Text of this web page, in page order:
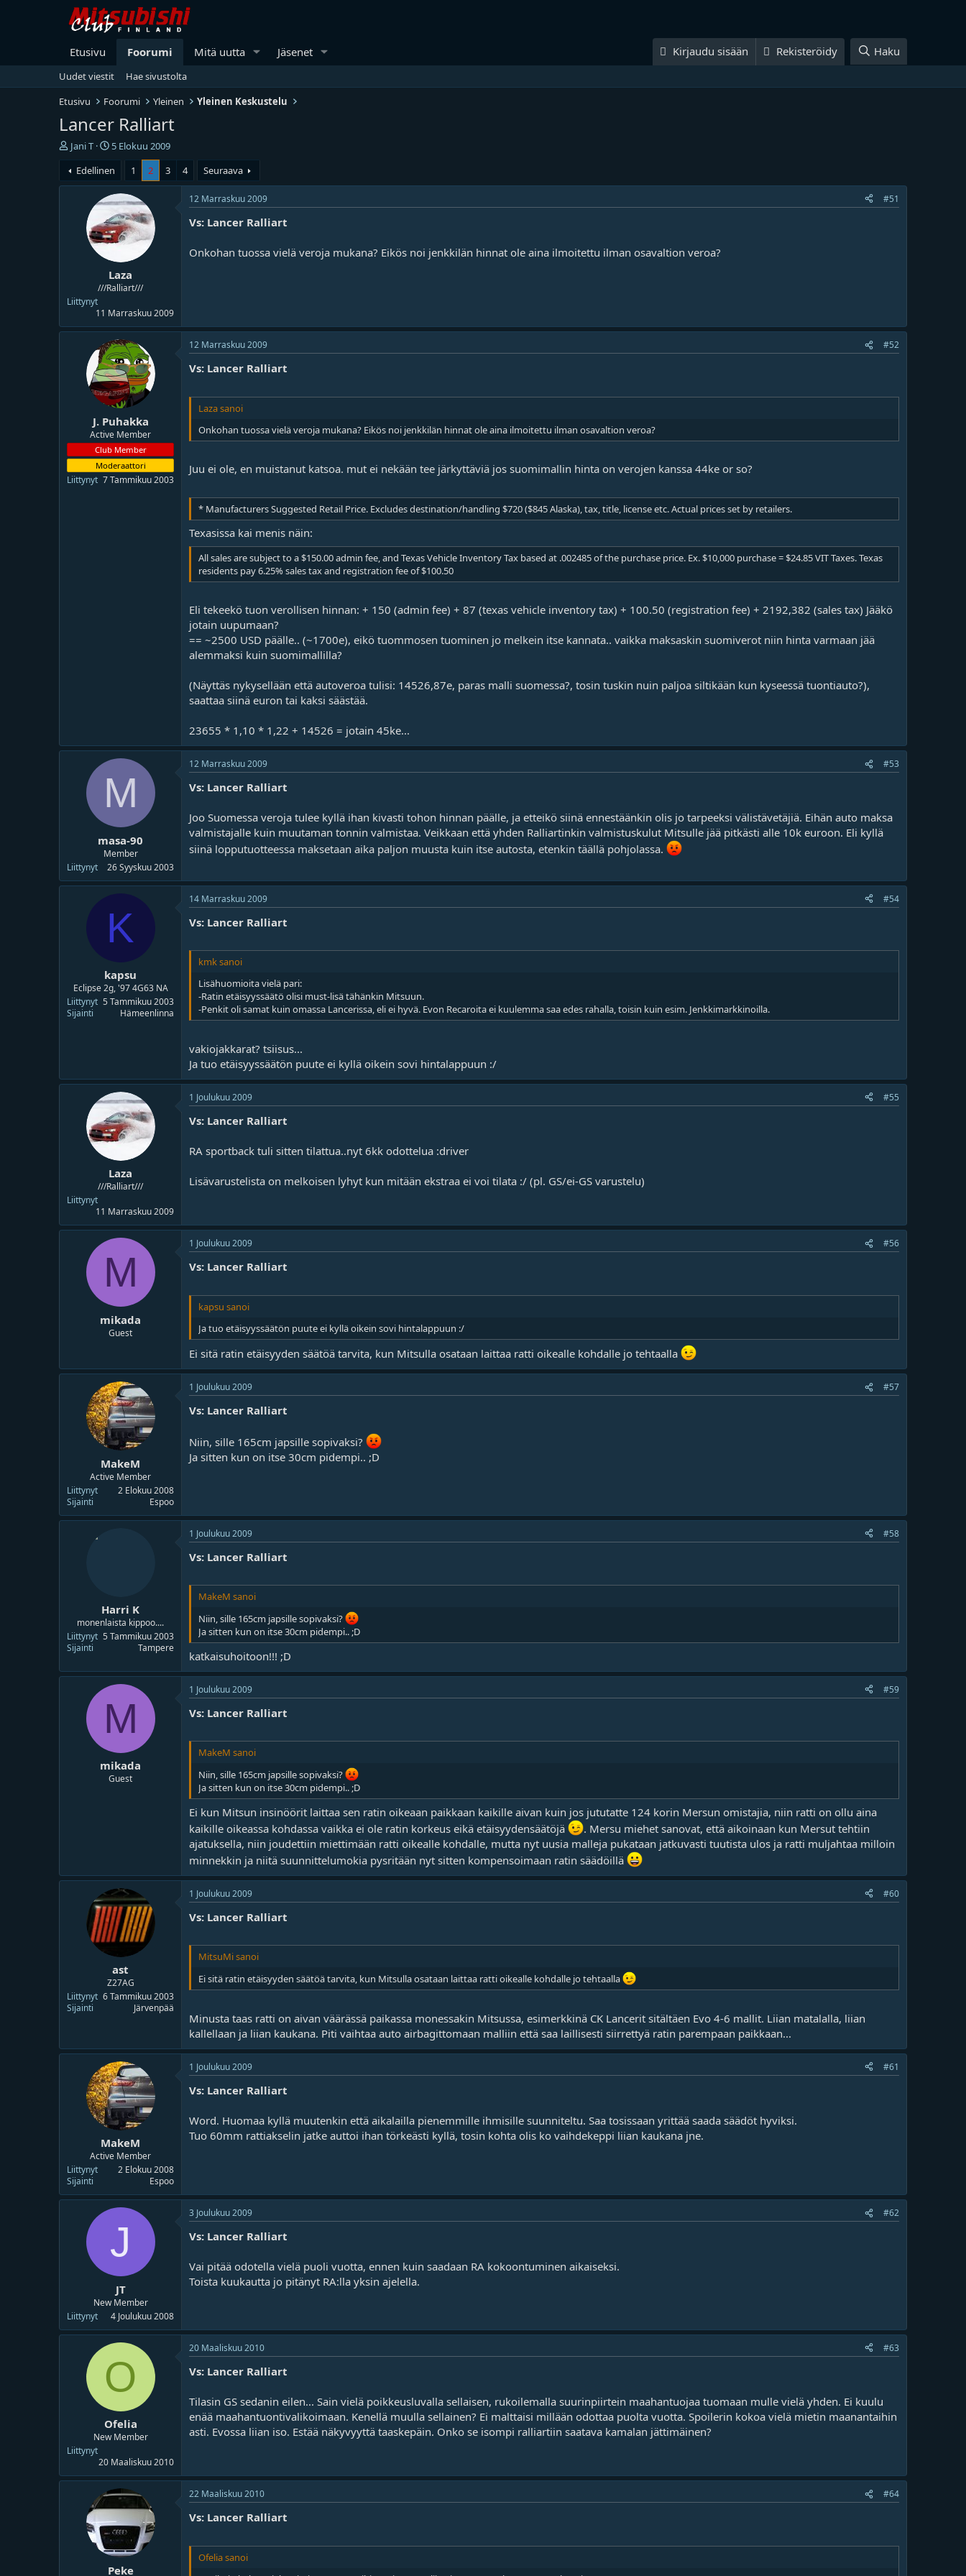
Etusivu Foorumi Mitä uutta Jäsenet Kirjaudu sisään Rekisteröidy Haku
Uudet viestit
Hae sivustolta
Etusivu
Foorumi Yleinen Yleinen Keskustelu
Lancer Ralliart
V
e
s
a
o
Jani T
A
o
i
t
u
s
p
ä
i
v
ä
ä
ä
r
ä
5 Elokuu 2009
Edellinen
1 2 3 4 Seuraava
Laza
///Ralliart///
Liittynyt
11 Marraskuu 2009
12 Marraskuu 2009 #51
Vs: Lancer Ralliart
Onkohan tuossa vielä veroja mukana? Eikös noi jenkkilän hinnat ole aina ilmoitettu ilman osavaltion veroa?
J. Puhakka
Active Member
Club Member
Moderaattori
Liittynyt 7 Tammikuu 2003
12 Marraskuu 2009 #52
Vs: Lancer Ralliart
Laza sanoi
Onkohan tuossa vielä veroja mukana? Eikös noi jenkkilän hinnat ole aina ilmoitettu ilman osavaltion veroa?
Juu ei ole, en muistanut katsoa. mut ei nekään tee järkyttäviä jos suomimallin hinta on verojen kanssa 44ke or so?
* Manufacturers Suggested Retail Price. Excludes destination/handling $720 ($845 Alaska), tax, title, license etc. Actual prices set by retailers.
Texasissa kai menis näin:
All sales are subject to a $150.00 admin fee, and Texas Vehicle Inventory Tax based at .002485 of the purchase price. Ex. $10,000 purchase = $24.85 VIT Taxes. Texas
residents pay 6.25% sales tax and registration fee of $100.50
Eli tekeekö tuon verollisen hinnan: + 150 (admin fee) + 87 (texas vehicle inventory tax) + 100.50 (registration fee) + 2192,382 (sales tax) Jääkö
jotain uupumaan?
== ~2500 USD päälle.. (~1700e), eikö tuommosen tuominen jo melkein itse kannata.. vaikka maksaskin suomiverot niin hinta varmaan jää
alemmaksi kuin suomimallilla?
(Näyttäs nykysellään että autoveroa tulisi: 14526,87e, paras malli suomessa?, tosin tuskin nuin paljoa siltikään kun kyseessä tuontiauto?),
saattaa siinä euron tai kaksi säästää.
23655 * 1,10 * 1,22 + 14526 = jotain 45ke...
M
masa-90
Member
Liittynyt
26 Syyskuu 2003
12 Marraskuu 2009 #53
Vs: Lancer Ralliart
Joo Suomessa veroja tulee kyllä ihan kivasti tohon hinnan päälle, ja etteikö siinä ennestäänkin olis jo tarpeeksi välistävetäjiä. Eihän auto maksa
valmistajalle kuin muutaman tonnin valmistaa. Veikkaan että yhden Ralliartinkin valmistuskulut Mitsulle jää pitkästi alle 10k euroon. Eli kyllä
siinä lopputuotteessa maksetaan aika paljon muusta kuin itse autosta, etenkin täällä pohjolassa.
K
kapsu
Eclipse 2g, '97 4G63 NA
Liittynyt 5 Tammikuu 2003
Sijainti
Hämeenlinna
14 Marraskuu 2009 #54
Vs: Lancer Ralliart
kmk sanoi
Lisähuomioita vielä pari:
-Ratin etäisyyssäätö olisi must-lisä tähänkin Mitsuun.
-Penkit oli samat kuin omassa Lancerissa, eli ei hyvä. Evon Recaroita ei kuulemma saa edes rahalla, toisin kuin esim. Jenkkimarkkinoilla.
vakiojakkarat? tsiisus...
Ja tuo etäisyyssäätön puute ei kyllä oikein sovi hintalappuun :/
Laza
///Ralliart///
Liittynyt
11 Marraskuu 2009
1 Joulukuu 2009 #55
Vs: Lancer Ralliart
RA sportback tuli sitten tilattua..nyt 6kk odottelua :driver
Lisävarustelista on melkoisen lyhyt kun mitään ekstraa ei voi tilata :/ (pl. GS/ei-GS varustelu)
M
mikada
Guest
1 Joulukuu 2009 #56
Vs: Lancer Ralliart
kapsu sanoi
Ja tuo etäisyyssäätön puute ei kyllä oikein sovi hintalappuun :/
Ei sitä ratin etäisyyden säätöä tarvita, kun Mitsulla osataan laittaa ratti oikealle kohdalle jo tehtaalla
MakeM
Active Member
Liittynyt
2 Elokuu 2008
Sijainti
Espoo
1 Joulukuu 2009 #57
Vs: Lancer Ralliart
Niin, sille 165cm japsille sopivaksi?
Ja sitten kun on itse 30cm pidempi.. ;D
Harri K
monenlaista kippoo....
Liittynyt 5 Tammikuu 2003
Sijainti
Tampere
1 Joulukuu 2009 #58
Vs: Lancer Ralliart
MakeM sanoi
Niin, sille 165cm japsille sopivaksi?
Ja sitten kun on itse 30cm pidempi.. ;D
katkaisuhoitoon!!! ;D
M
mikada
Guest
1 Joulukuu 2009 #59
Vs: Lancer Ralliart
MakeM sanoi
Niin, sille 165cm japsille sopivaksi?
Ja sitten kun on itse 30cm pidempi.. ;D
Ei kun Mitsun insinöörit laittaa sen ratin oikeaan paikkaan kaikille aivan kuin jos jututatte 124 korin Mersun omistajia, niin ratti on ollu aina
kaikille oikeassa kohdassa vaikka ei ole ratin korkeus eikä etäisyydensäätöjä
. Mersu miehet sanovat, että aikoinaan kun Mersut tehtiin
ajatuksella, niin joudettiin miettimään ratti oikealle kohdalle, mutta nyt uusia malleja pukataan jatkuvasti tuutista ulos ja ratti muljahtaa milloin
minnekkin ja niitä suunnittelumokia pysritään nyt sitten kompensoimaan ratin säädöillä
ast
Z27AG
Liittynyt 6 Tammikuu 2003
Sijainti
Järvenpää
1 Joulukuu 2009 #60
Vs: Lancer Ralliart
MitsuMi sanoi
Ei sitä ratin etäisyyden säätöä tarvita, kun Mitsulla osataan laittaa ratti oikealle kohdalle jo tehtaalla
Minusta taas ratti on aivan väärässä paikassa monessakin Mitsussa, esimerkkinä CK Lancerit sitältäen Evo 4-6 mallit. Liian matalalla, liian
kallellaan ja liian kaukana. Piti vaihtaa auto airbagittomaan malliin että saa laillisesti siirrettyä ratin parempaan paikkaan...
MakeM
Active Member
Liittynyt
2 Elokuu 2008
Sijainti
Espoo
1 Joulukuu 2009 #61
Vs: Lancer Ralliart
Word. Huomaa kyllä muutenkin että aikalailla pienemmille ihmisille suunniteltu. Saa tosissaan yrittää saada säädöt hyviksi.
Tuo 60mm rattiakselin jatke auttoi ihan törkeästi kyllä, tosin kohta olis ko vaihdekeppi liian kaukana jne.
J
JT
New Member
Liittynyt
4 Joulukuu 2008
3 Joulukuu 2009 #62
Vs: Lancer Ralliart
Vai pitää odotella vielä puoli vuotta, ennen kuin saadaan RA kokoontuminen aikaiseksi.
Toista kuukautta jo pitänyt RA:lla yksin ajelella.
O
Ofelia
New Member
Liittynyt
20 Maaliskuu 2010
20 Maaliskuu 2010 #63
Vs: Lancer Ralliart
Tilasin GS sedanin eilen... Sain vielä poikkeusluvalla sellaisen, rukoilemalla suurinpiirtein maahantuojaa tuomaan mulle vielä yhden. Ei kuulu
enää maahantuontivalikoimaan. Kenellä muulla sellainen? Ei malttaisi millään odottaa puolta vuotta. Spoilerin kokoa vielä mietin maanantaihin
asti. Evossa liian iso. Estää näkyvyyttä taaskepäin. Onko se isompi ralliartiin saatava kamalan jättimäinen?
Peke
22 Maaliskuu 2010 #64
Vs: Lancer Ralliart
Ofelia sanoi